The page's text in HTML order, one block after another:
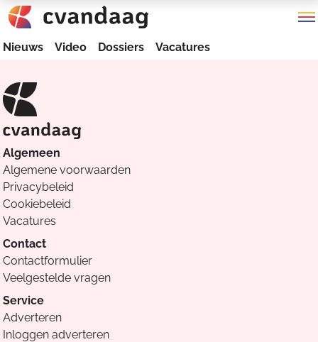
Nieuws Video Dossiers Vacatures
Algemeen
Algemene voorwaarden
Privacybeleid
Cookiebeleid
Vacatures
Contact
Contactformulier
Veelgestelde vragen
Service
Adverteren
Inloggen adverteren